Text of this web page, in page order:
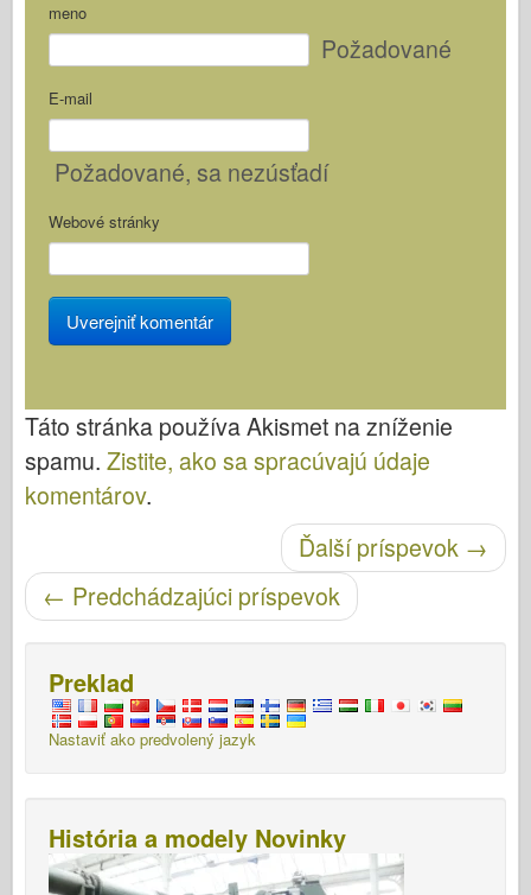
meno
Požadované
E-mail
Požadované, sa nezúsťadí
Webové stránky
Táto stránka používa Akismet na zníženie
spamu. Zistite, ako sa spracúvajú údaje
komentárov.
Ďalší príspevok →
← Predchádzajúci príspevok
Preklad
Nastaviť ako predvolený jazyk
História a modely Novinky